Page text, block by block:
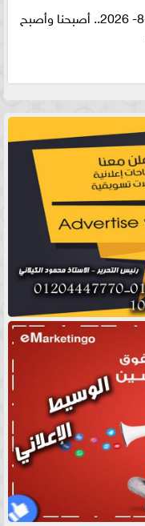
أذكار الصباح الأحد 2-8- 2026.. أصبحنا وأصبح